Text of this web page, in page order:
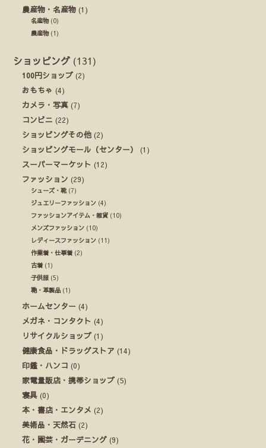
農産物・名産物 (1)
名産物(0)
農産物(1)
ショッピング (131)
100円ショップ (2)
おもちゃ (4)
カメラ・写真 (7)
コンビニ (22)
ショッピングその他 (2)
ショッピングモール（センター）
(1)
スーパーマーケット (12)
ファッション (29)
シューズ・靴(7)
ジュエリーファッション (4)
ファッションアイテム・雑貨 (10)
メンズファッション (10)
レディースファッション (11)
作業着・仕事着 (2)
古着 (1)
子供服 (5)
鞄・革製品 (1)
ホームセンター (4)
メガネ・コンタクト (4)
リサイクルショップ (1)
健康食品・ドラッグストア (14)
印鑑・ハンコ (0)
家電量販店・携帯ショップ (5)
寝具 (0)
本・書店・エンタメ (2)
美術品・天然石 (2)
花・園芸・ガーデニング (9)